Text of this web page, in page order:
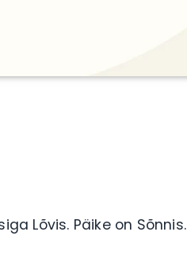
Lõvis. Päike on Sõnnis.